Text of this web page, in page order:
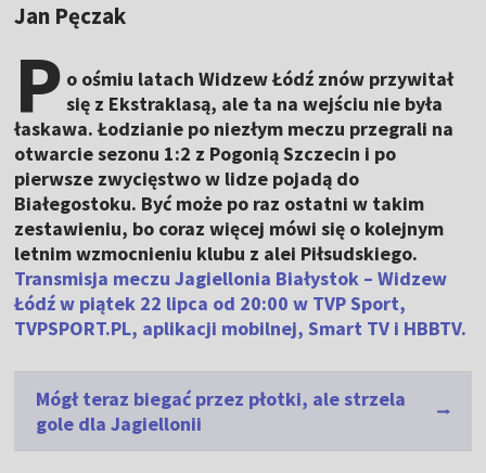
Jan Pęczak
P o ośmiu latach Widzew Łódź znów przywitał
się z Ekstraklasą, ale ta na wejściu nie była
łaskawa. Łodzianie po niezłym meczu przegrali na
otwarcie sezonu 1:2 z Pogonią Szczecin i po
pierwsze zwycięstwo w lidze pojadą do
Białegostoku. Być może po raz ostatni w takim
zestawieniu, bo coraz więcej mówi się o kolejnym
letnim wzmocnieniu klubu z alei Piłsudskiego.
Transmisja meczu Jagiellonia Białystok – Widzew
Łódź w piątek 22 lipca od 20:00 w TVP Sport,
TVPSPORT.PL, aplikacji mobilnej, Smart TV i HBBTV.
Mógł teraz biegać przez płotki, ale strzela
gole dla Jagiellonii